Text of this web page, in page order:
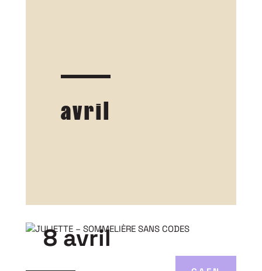
avril
8 avril